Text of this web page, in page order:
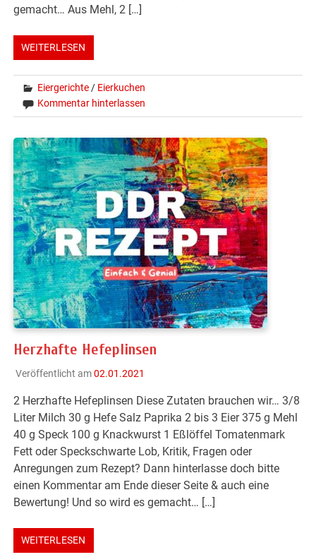
gemacht… Aus Mehl, 2 […]
WEITERLESEN
Eiergerichte / Eierkuchen
Kommentar hinterlassen
Herzhafte Hefeplinsen
Veröffentlicht am02.01.2021
2 Herzhafte Hefeplinsen Diese Zutaten brauchen wir… 3/8
Liter Milch 30 g Hefe Salz Paprika 2 bis 3 Eier 375 g Mehl
40 g Speck 100 g Knackwurst 1 Eßlöffel Tomatenmark
Fett oder Speckschwarte Lob, Kritik, Fragen oder
Anregungen zum Rezept? Dann hinterlasse doch bitte
einen Kommentar am Ende dieser Seite & auch eine
Bewertung! Und so wird es gemacht… […]
WEITERLESEN